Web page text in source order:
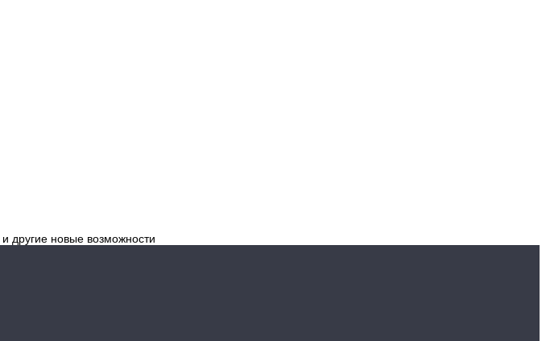
другие новые возможности